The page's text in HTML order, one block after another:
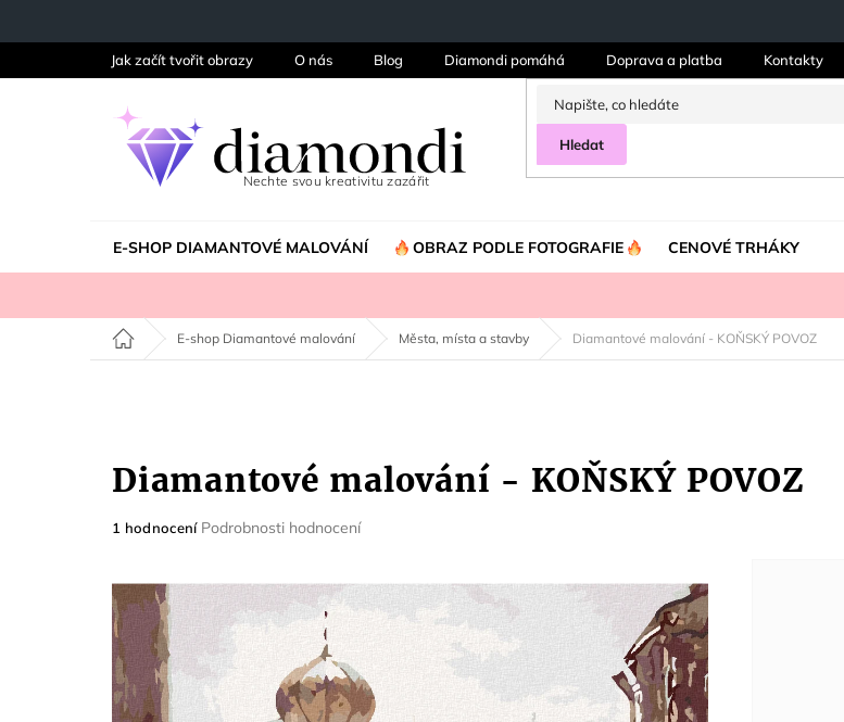
Jak začít tvořit obrazy O nás Blog Diamondi pomáhá Doprava a platba Kontakty
Hledat
E-SHOP DIAMANTOVÉ MALOVÁNÍ OBRAZ PODLE FOTOGRAFIE CENOVÉ TRHÁKY
Domů E-shop Diamantové malování Města, místa a stavby Diamantové malování - KOŇSKÝ POVOZ
Diamantové malování - KOŇSKÝ POVOZ
Průměrné
je
5,0
z
5
hvězdiček.
1 hodnocení Podrobnosti hodnocení